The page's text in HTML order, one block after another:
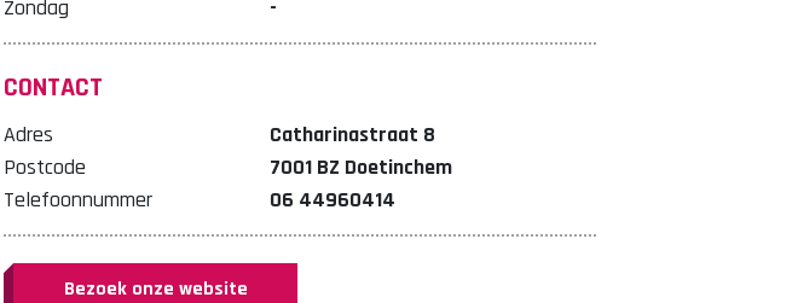
Zondag
-
CONTACT
Adres
Catharinastraat 8
Postcode
7001 BZ Doetinchem
Telefoonnummer
06 44960414
Bezoek onze website